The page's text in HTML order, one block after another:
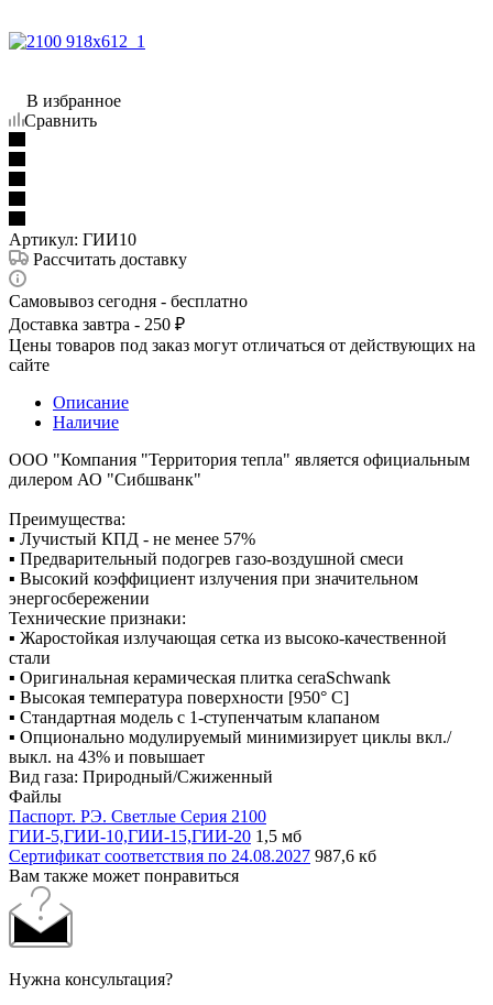
В избранное
Сравнить
Артикул: ГИИ10
Рассчитать доставку
Самовывоз сегодня - бесплатно
Доставка завтра - 250 ₽
Цены товаров под заказ могут отличаться от действующих на
сайте
Описание
Наличие
ООО "Компания "Территория тепла" является официальным
дилером АО "Сибшванк"
Преимущества:
▪ Лучистый КПД - не менее 57%
▪ Предварительный подогрев газо-воздушной смеси
▪ Высокий коэффициент излучения при значительном
энергосбережении
Технические признаки:
▪ Жаростойкая излучающая сетка из высоко-качественной
стали
▪ Оригинальная керамическая плитка ceraSchwank
▪ Высокая температура поверхности [950° C]
▪ Стандартная модель с 1-ступенчатым клапаном
▪ Опционально модулируемый минимизирует циклы вкл./
выкл. на 43% и повышает
Вид газа: Природный/Сжиженный
Файлы
Паспорт. РЭ. Светлые Серия 2100
ГИИ-5,ГИИ-10,ГИИ-15,ГИИ-20 1,5 мб
Сертификат соответствия по 24.08.2027 987,6 кб
Вам также может понравиться
Нужна консультация?